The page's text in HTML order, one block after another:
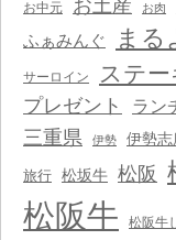
お中元 お肉
ふぁみんぐ まる
サーロイン ステー
プレゼント ラン
三重県 伊勢 伊勢志
旅行 松坂牛 松阪
松阪牛 松阪牛